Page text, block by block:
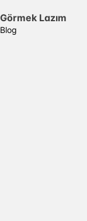
Görmek Lazım
Blog